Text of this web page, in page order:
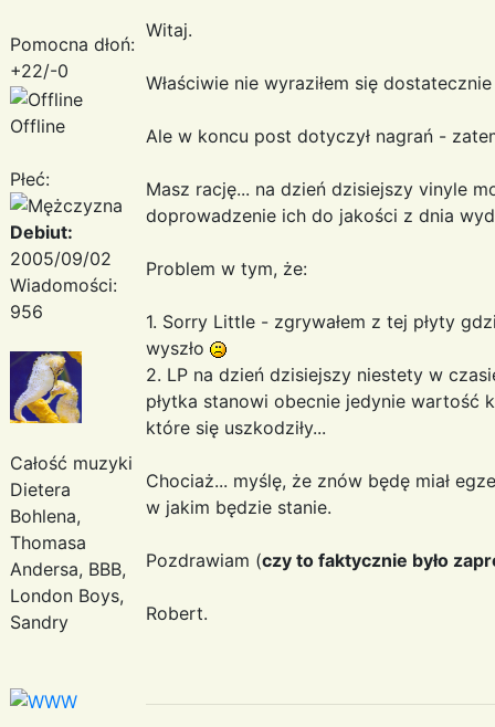
Pomocna dłoń:
+22/-0
Offline
Płeć:
Debiut:
2005/09/02
Wiadomości:
956
Całość muzyki
Dietera
Bohlena,
Thomasa
Andersa, BBB,
London Boys,
Sandry
Witaj.
Właściwie nie wyraziłem się
Ale w koncu post dotyczył nagrań -
Masz rację... na dzień dzisiejszy vinyle
doprowadzenie ich do jakości z dnia
Problem w tym, że:
1. Sorry Little - zgrywałem z tej płyty
wyszło
2. LP na dzień dzisiejszy niestety w
płytka stanowi obecnie jedynie wartość
które się uszkodziły...
Chociaż... myślę, że znów będę miał
w jakim będzie stanie.
Pozdrawiam (czy to faktycznie było
Robert.